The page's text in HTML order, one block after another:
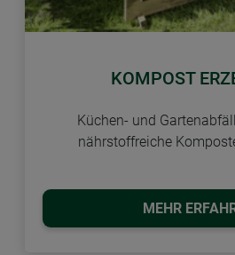
KOMPOST
Küchen- und
nährstoffreiche
MEHR